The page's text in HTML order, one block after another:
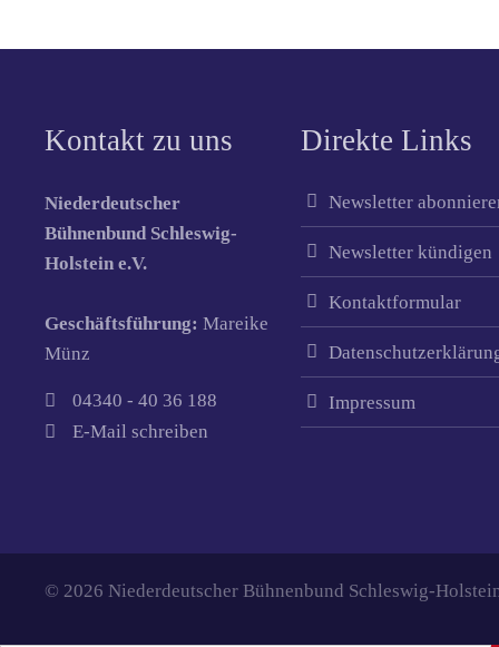
Kontakt zu uns
Niederdeutscher
Bühnenbund Schleswig-
Holstein e.V.
Geschäftsführung:Mareike
Münz
04340 - 40 36 188
E-Mail schreiben
Direkte Links
Newsletter
Newsletter kündigen
Kontaktformular
Impressum
© 2026 Niederdeutscher Bühnenbund Schleswig-